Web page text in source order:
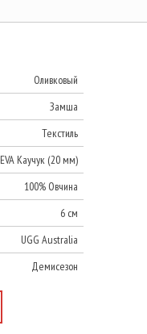
Оливковый
Замша
Текстиль
EVA Каучук (20 мм)
100% Овчина
6 см
UGG Australia
Демисезон